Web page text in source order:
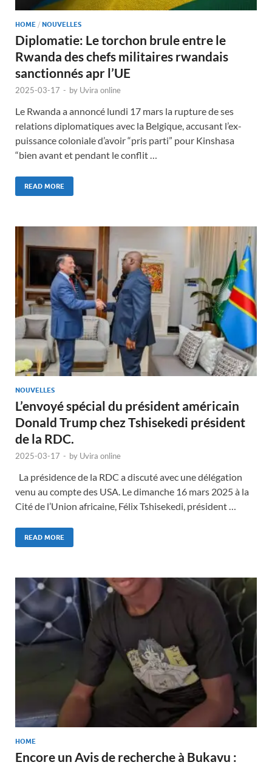
HOME / NOUVELLES
Diplomatie: Le torchon brule entre le
Rwanda des chefs militaires rwandais
sanctionnés apr l’UE
2025-03-17 - by Uvira online
Le Rwanda a annoncé lundi 17 mars la rupture de ses
relations diplomatiques avec la Belgique, accusant l’ex-
puissance coloniale d’avoir “pris parti” pour Kinshasa
“bien avant et pendant le conflit …
READ MORE
NOUVELLES
L’envoyé spécial du président américain
Donald Trump chez Tshisekedi président
de la RDC.
2025-03-17 - by Uvira online
La présidence de la RDC a discuté avec une délégation
venu au compte des USA. Le dimanche 16 mars 2025 à la
Cité de l’Union africaine, Félix Tshisekedi, président …
READ MORE
HOME
Encore un Avis de recherche à Bukavu :